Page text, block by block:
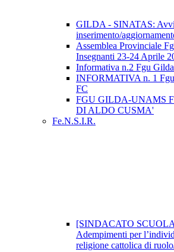
GILDA - SINATAS:
inserimento/
Assemblea Provinciale
Insegnanti 23-24 Aprile
Informativa n.2 Fgu
INFORMATIVA n. 1
FC
FGU GILDA-UNAMS
DI ALDO CUSMA'
Fe.N.S.I.R.
[SINDACATO
Adempimenti per
religione cattolica di